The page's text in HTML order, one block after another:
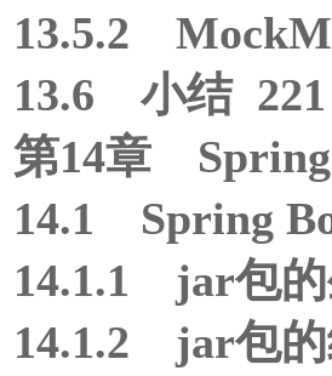
13.5.2
13.6 小结 221
第14章 Spring
14.1 Spring
14.1.1 jar包
14.1.2 jar包